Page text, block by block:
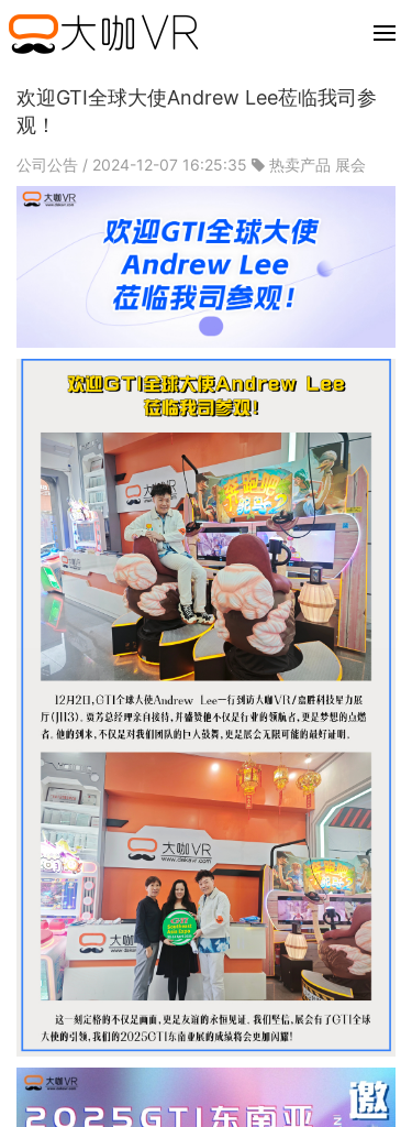
欢迎GTI全球大使Andrew Lee莅临我司参
观！
公司公告 / 2024-12-07 16:25:35 热卖产品 展会